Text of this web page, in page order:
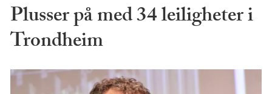
Plusser på med 34 leiligheter i
Trondheim